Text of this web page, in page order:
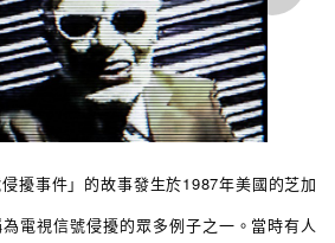
擾事件」的故事發生於1987年美國的芝加
電視信號侵擾的眾多例子之一。當時有人